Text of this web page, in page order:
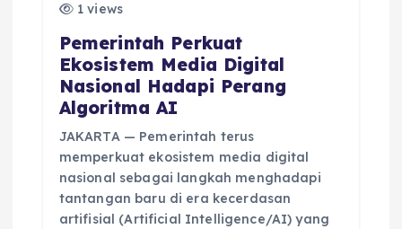
1 views
Pemerintah Perkuat
Ekosistem Media Digital
Nasional Hadapi Perang
Algoritma AI
JAKARTA — Pemerintah terus
memperkuat ekosistem media digital
nasional sebagai langkah menghadapi
tantangan baru di era kecerdasan
artifisial (Artificial Intelligence/AI) yang